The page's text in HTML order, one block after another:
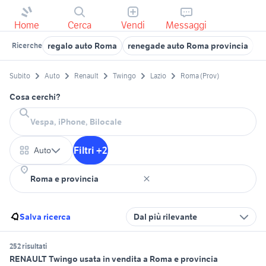
Home Cerca Vendi Messaggi
Ricerche regalo auto Roma renegade auto Roma provincia
Subito Auto Renault Twingo Lazio Roma (Prov)
Cosa cerchi?
Auto Filtri +2
Salva ricerca Dal più rilevante
252 risultati
RENAULT Twingo usata in vendita a Roma e provincia